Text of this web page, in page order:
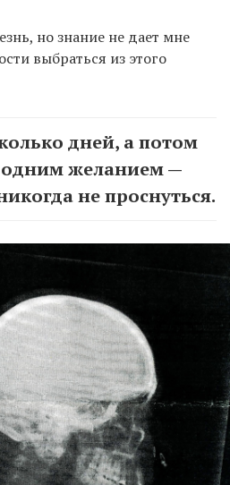
но знание не дает мне
выбраться из этого
дней, а потом
одним желанием —
не проснуться.